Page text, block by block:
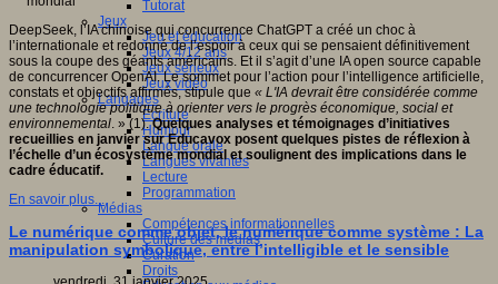
Tutorat
Jeux
Jeu et éducation
Jeux 4/12 ans
Jeux sérieux
Jeux vidéo
Langages
Ecriture
Humour
Langue orale
Langues vivantes
Lecture
Programmation
Médias
Compétences informationnelles
Culture des médias
Curation
Droits
DeepSeek, l’IA chinoise qui concurrence ChatGPT a créé un choc à
l’internationale et redonné de l’espoir à ceux qui se pensaient définitivement
sous la coupe des géants américains. Et il s’agit d’une IA open source capable
de concurrencer OpenAI. Le sommet pour l’action pour l’intelligence artificielle,
constats et objectifs affirmés, stipule que « L'IA devrait être considérée comme
une technologie politique à orienter vers le progrès économique, social et
environnemental. » (1).Quelques analyses et témoignages d’initiatives
recueillies en janvier sur Educavox posent quelques pistes de réflexion à
l’échelle d’un écosystème mondial et soulignent des implications dans le
cadre éducatif.
En savoir plus...
Le numérique comme objet, le numérique comme système : La
manipulation symbolique, entre l’intelligible et le sensible